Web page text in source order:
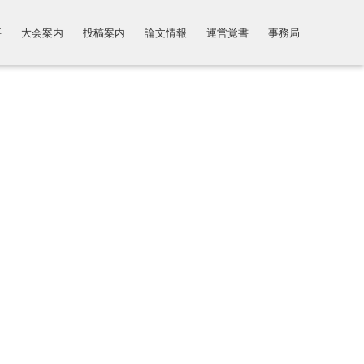
大会案内 投稿案内 論文情報 運営覚書 事務局